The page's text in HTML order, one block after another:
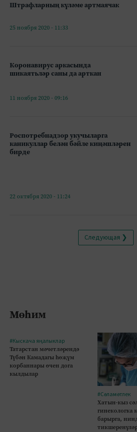
Штрафларның күләме артмаячак
25 ноября 2020 - 11:33
Коронавирус аркасында
шикаятьләр саны да арткан
11 ноября 2020 - 09:16
Роспотребнадзор укучыларга
каникуллар белән бәйле киңәшләрен
бирде
22 октября 2020 - 11:24
Следующая ❯
Мөһим
#Кыскача яңалыклар
Татарстан мәчетләрендә
Түбән Камадагы һөҗүм
корбаннары өчен дога
кылдылар
#Сәламәтлек
Хатын-кыз
гинекологка
барырга,